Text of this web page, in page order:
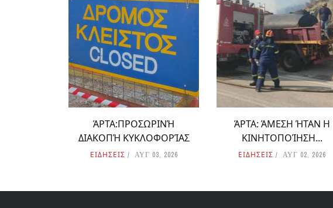
ΆΡΤΑ:ΠΡΟΣΩΡΙΝΉ
ΔΙΑΚΟΠΉ ΚΥΚΛΟΦΟΡΊΑΣ
ΕΙΔΗΣΕΙΣ ΑΥΓ 03, 2026
ΆΡΤΑ: ΆΜΕΣΗ ΉΤΑΝ Η
ΚΙΝΗΤΟΠΟΊΗΣΗ...
ΕΙΔΗΣΕΙΣ ΑΥΓ 02, 2026